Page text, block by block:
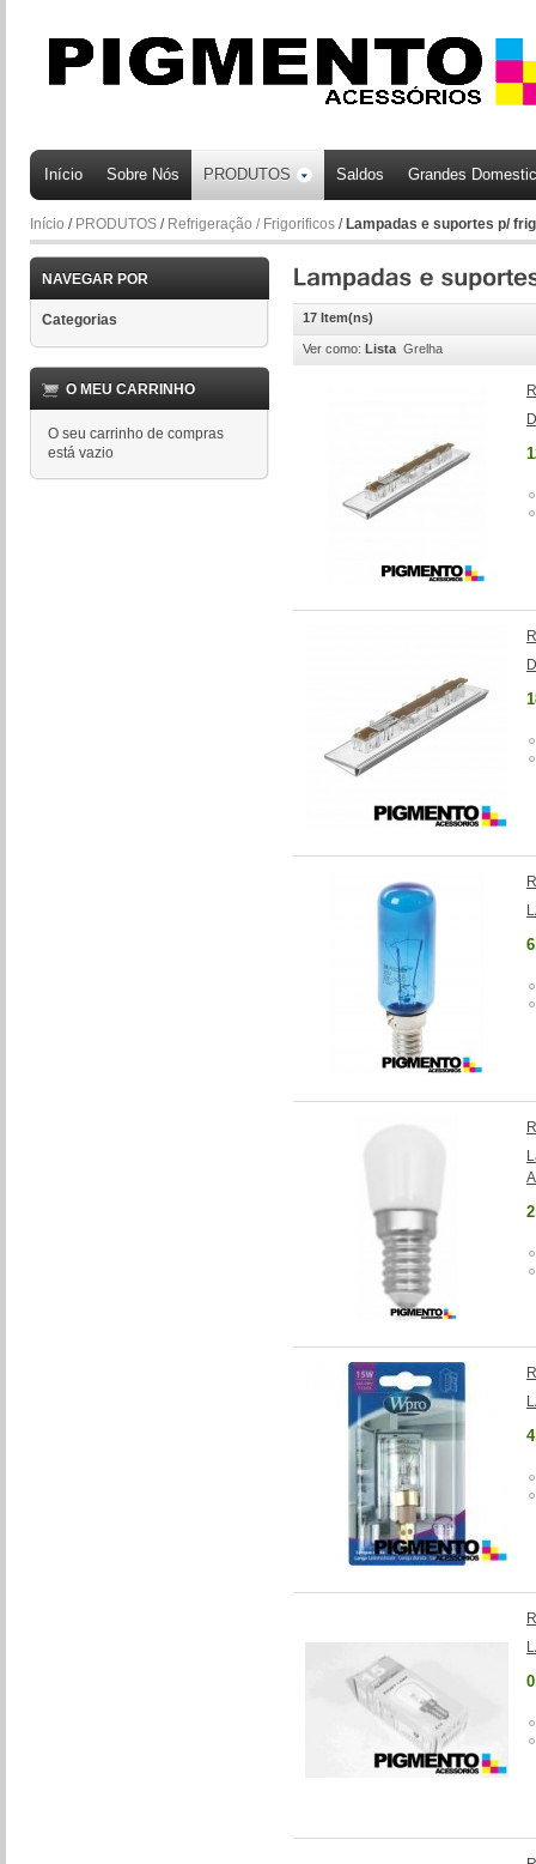
Início Sobre Nós PRODUTOS Saldos Grandes
Início / PRODUTOS / Refrigeração / Frigorificos / Lampadas e suportes p/
NAVEGAR POR
Categorias
O MEU CARRINHO
O seu carrinho de compras
está vazio
17 Item(ns)
Ver como: Lista Grelha